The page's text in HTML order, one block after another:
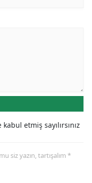
etmiş sayılırsınız
siz yazın, tartışalım *